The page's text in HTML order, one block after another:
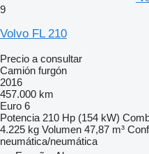
9
Volvo FL 210
Precio a consultar
Camión furgón
2016
457.000 km
Euro 6
Potencia 210 Hp (154 kW)
4.225 kg Volumen 47,87 m³
neumática/neumática